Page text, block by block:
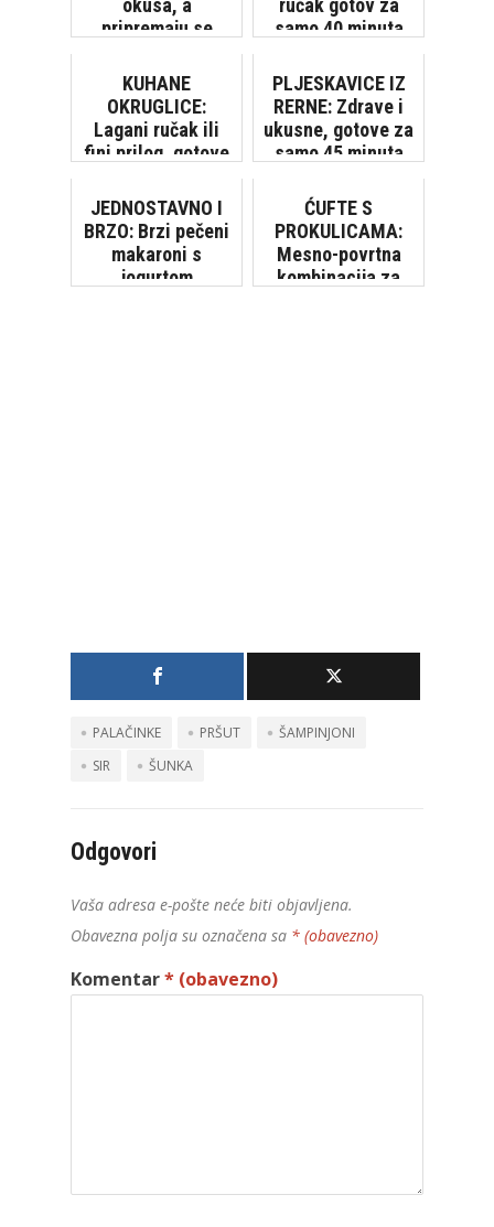
okusa, a
pripremaju se
sastojaka
ručak gotov za
samo 40 minuta
KUHANE
OKRUGLICE:
Lagani ručak ili
fini prilog, gotove
PLJESKAVICE IZ
RERNE: Zdrave i
ukusne, gotove za
samo 45 minuta
JEDNOSTAVNO I
BRZO: Brzi pečeni
makaroni s
jogurtom
ĆUFTE S
PROKULICAMA:
Mesno-povrtna
kombinacija za
PALAČINKE PRŠUT
ŠAMPINJONI
SIR
ŠUNKA
Odgovori
Vaša adresa e-pošte neće biti objavljena.
Obavezna polja su označena sa * (obavezno)
Komentar* (obavezno)